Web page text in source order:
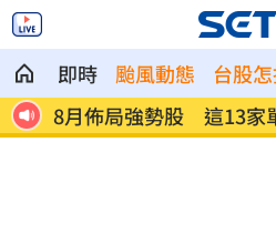
即時 颱風動態 台股
盜 8月佈局強勢股 這13家
億